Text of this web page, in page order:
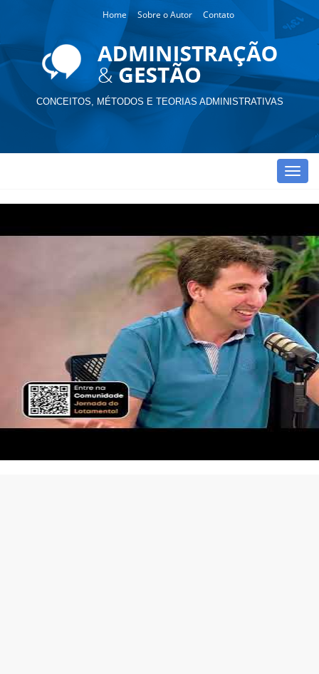
Home Sobre o Autor Contato
CONCEITOS, MÉTODOS E TEORIAS ADMINISTRATIVAS